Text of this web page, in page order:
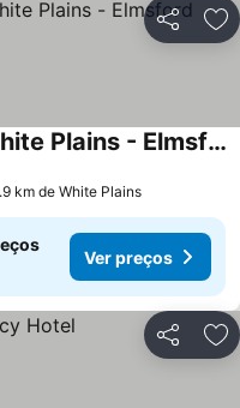
Partilhar
Baymont by Wyndham White Plains - Elmsford
km de White Plains
Ver preços
Partilhar